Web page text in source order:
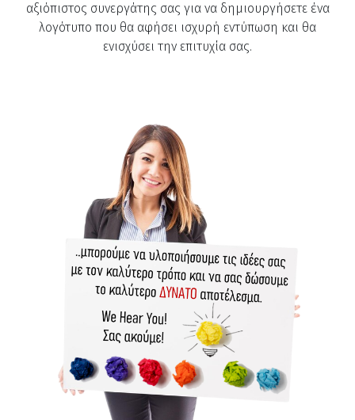
αξιόπιστος συνεργάτης σας για να δημιουργήσετε ένα
λογότυπο που θα αφήσει ισχυρή εντύπωση και θα
ενισχύσει την επιτυχία σας.